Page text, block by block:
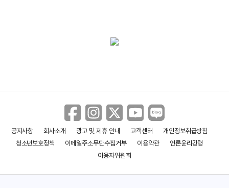
공지사항 회사소개 광고 및 제휴 안내 고객센터
개인정보취급방침
청소년보호정책
이메일주소무단수집거부 이용약관
언론윤리강령
이용자위원회